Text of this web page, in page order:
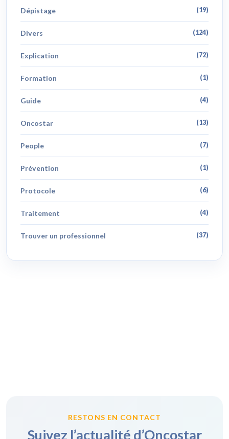
Dépistage (19)
Divers (124)
Explication (72)
Formation (1)
Guide (4)
Oncostar (13)
People (7)
Prévention (1)
Protocole (6)
Traitement (4)
Trouver un professionnel (37)
RESTONS EN CONTACT
Suivez l’actualité d’Oncostar